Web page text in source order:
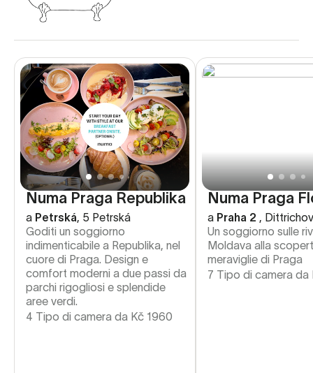
Numa Praga Republika
a Petrská 5 Petrská
Goditi un soggiorno
indimenticabile a Republika, nel
cuore di Praga. Design e
comfort moderni a due passi da
parchi rigogliosi e splendide
aree verdi.
4 Tipo di camera da Kč 1960
Numa Praga
a Praha 2
Un soggiorno sulle
Moldava alla
meraviglie di Praga
7 Tipo di camera da